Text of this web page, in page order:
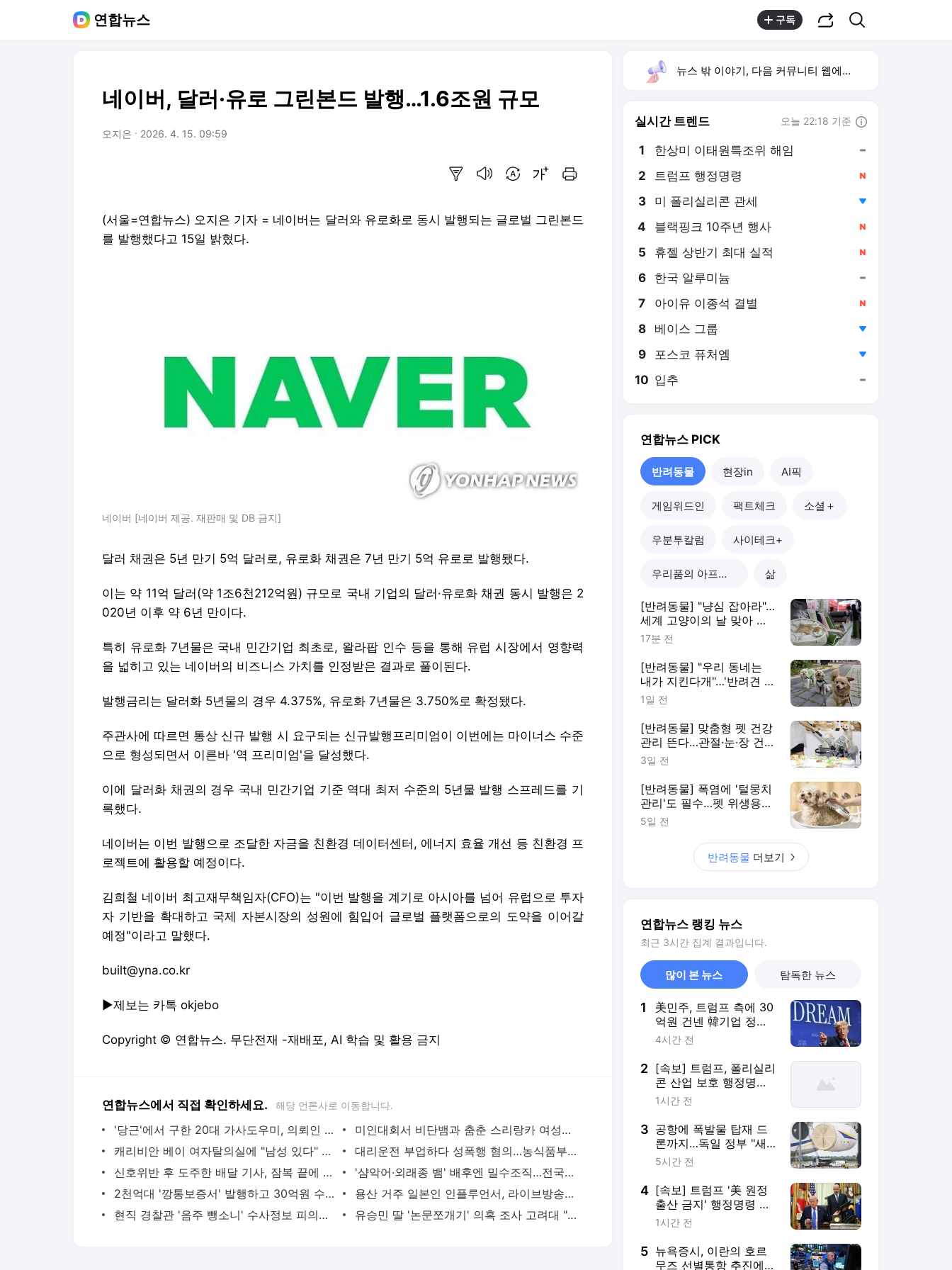
연합뉴스 구독
네이버, 달러·유로 그린본드 발행…1.6조원 규모
오지은 2026. 4. 15. 09:59
(서울=연합뉴스) 오지은 기자 = 네이버는 달러와 유로화로 동시 발행되는 글로벌 그린본드
를 발행했다고 15일 밝혔다.
네이버 [네이버 제공. 재판매 및 DB 금지]
달러 채권은 5년 만기 5억 달러로, 유로화 채권은 7년 만기 5억 유로로 발행됐다.
이는 약 11억 달러(약 1조6천212억원) 규모로 국내 기업의 달러·유로화 채권 동시 발행은 2
020년 이후 약 6년 만이다.
특히 유로화 7년물은 국내 민간기업 최초로, 왈라팝 인수 등을 통해 유럽 시장에서 영향력
을 넓히고 있는 네이버의 비즈니스 가치를 인정받은 결과로 풀이된다.
발행금리는 달러화 5년물의 경우 4.375%, 유로화 7년물은 3.750%로 확정됐다.
주관사에 따르면 통상 신규 발행 시 요구되는 신규발행프리미엄이 이번에는 마이너스 수준
으로 형성되면서 이른바 '역 프리미엄'을 달성했다.
이에 달러화 채권의 경우 국내 민간기업 기준 역대 최저 수준의 5년물 발행 스프레드를 기
록했다.
네이버는 이번 발행으로 조달한 자금을 친환경 데이터센터, 에너지 효율 개선 등 친환경 프
로젝트에 활용할 예정이다.
김희철 네이버 최고재무책임자(CFO)는 "이번 발행을 계기로 아시아를 넘어 유럽으로 투자
자 기반을 확대하고 국제 자본시장의 성원에 힘입어 글로벌 플랫폼으로의 도약을 이어갈
예정"이라고 말했다.
built@yna.co.kr
▶제보는 카톡 okjebo
Copyright © 연합뉴스. 무단전재 -재배포, AI 학습 및 활용 금지
연합뉴스에서 직접 확인하세요. 해당 언론사로 이동합니다.
'당근'에서 구한 20대 가사도우미, 의뢰인 모친 유품 훔쳐가 | 연합뉴스
미인대회서 비단뱀과 춤춘 스리랑카 여성…동물학대 벌금형 | 연합뉴스
캐리비안 베이 여자탈의실에 "남성 있다" 신고 | 연합뉴스
대리운전 부업하다 성폭행 혐의…농식품부 산하 기관 직원 구속 | 연합뉴스
신호위반 후 도주한 배달 기사, 잠복 끝에 잡고 보니 수배자 | 연합뉴스
'샴악어·외래종 뱀' 배후엔 밀수조직…전국으로 택배 판매했다(종합) | 연합뉴스
2천억대 '깡통보증서' 발행하고 30억원 수수료 챙긴 유령보험사 | 연합뉴스
용산 거주 일본인 인플루언서, 라이브방송 도중 사망 | 연합뉴스
현직 경찰관 '음주 뺑소니' 수사정보 피의자 지인에 유출 의혹(종합) | 연합뉴스
유승민 딸 '논문쪼개기' 의혹 조사 고려대 "연구부정행위 아냐" | 연합뉴스
뉴스 밖 이야기, 다음 커뮤니티 웹에서 보기
실시간 트렌드 오늘 22:18 기준
1 한상미 이태원특조위 해임
2 트럼프 행정명령
3 미 폴리실리콘 관세
4 블랙핑크 10주년 행사
5 휴젤 상반기 최대 실적
6 한국 알루미늄
7 아이유 이종석 결별
8 베이스 그룹
9 포스코 퓨처엠
10 입추
연합뉴스 PICK
반려동물 현장in AI픽
게임위드인 팩트체크 소셜＋
우분투칼럼 사이테크+
우리품의 아프리카인 삶
[반려동물] "냥심 잡아라"…
세계 고양이의 날 맞아 펫
푸드 할인·기부 풍성
17분 전
[반려동물] "우리 동네는
내가 지킨다개"…'반려견 순
찰대' 활기
1일 전
[반려동물] 맞춤형 펫 건강
관리 뜬다…관절·눈·장 건강
까지 세분화
3일 전
[반려동물] 폭염에 '털뭉치
관리'도 필수…펫 위생용품
시장 커진다
5일 전
반려동물 더보기
연합뉴스 랭킹 뉴스
최근 3시간 집계 결과입니다.
많이 본 뉴스 탐독한 뉴스
1
美민주, 트럼프 측에 30
억원 건넨 韓기업 정조
준…"잠재적 뇌물"
4시간 전
2 [속보] 트럼프, 폴리실리
콘 산업 보호 행정명령
서명
1시간 전
3 공항에 폭발물 탑재 드
론까지…독일 정부 "새
로운 차원 위협"(종합)
5시간 전
4 [속보] 트럼프 '美 원정
출산 금지' 행정명령 서
명
1시간 전
5 뉴욕증시, 이란의 호르
무즈 선별통항 추진에